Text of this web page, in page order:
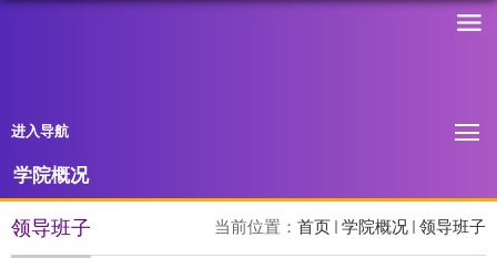
进入导航
学院概况
当前位置： 首页 学院概况 领导班子
领导班子